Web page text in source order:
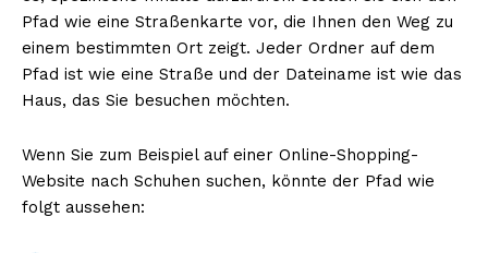
Pfad wie eine Straßenkarte vor, die Ihnen den Weg zu
einem bestimmten Ort zeigt. Jeder Ordner auf dem
Pfad ist wie eine Straße und der Dateiname ist wie das
Haus, das Sie besuchen möchten.
Wenn Sie zum Beispiel auf einer Online-Shopping-
Website nach Schuhen suchen, könnte der Pfad wie
folgt aussehen: